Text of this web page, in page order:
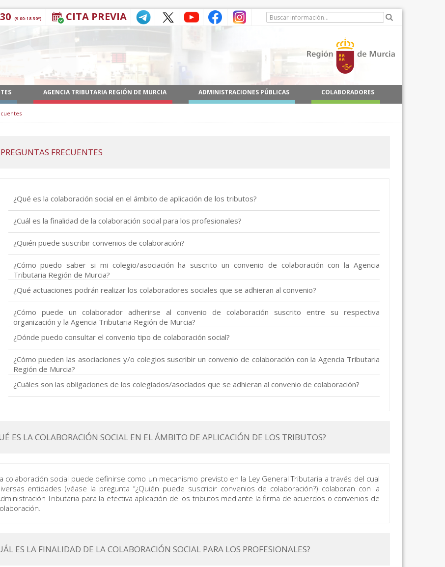
CITA PREVIA
(9:00-18:30*)
AGENCIA TRIBUTARIA REGIÓN DE MURCIA ADMINISTRACIONES PÚBLICAS COLABORADORES
FRECUENTES
¿Qué es la colaboración social en el ámbito de aplicación de los tributos?
¿Cuál es la finalidad de la colaboración social para los profesionales?
¿Quién puede suscribir convenios de colaboración?
¿Cómo puedo saber si mi colegio/asociación ha suscrito un convenio de colaboración con la Agencia
Tributaria Región de Murcia?
¿Qué actuaciones podrán realizar los colaboradores sociales que se adhieran al convenio?
¿Cómo puede un colaborador adherirse al convenio de colaboración suscrito entre su respectiva
organización y la Agencia Tributaria Región de Murcia?
¿Dónde puedo consultar el convenio tipo de colaboración social?
¿Cómo pueden las asociaciones y/o colegios suscribir un convenio de colaboración con la Agencia Tributaria
Región de Murcia?
¿Cuáles son las obligaciones de los colegiados/asociados que se adhieran al convenio de colaboración?
ES LA COLABORACIÓN SOCIAL EN EL ÁMBITO DE APLICACIÓN DE LOS TRIBUTOS?
colaboración social puede definirse como un mecanismo previsto en la Ley General Tributaria a través del cual
entidades (véase la pregunta “¿Quién puede suscribir convenios de colaboración?) colaboran con la
Tributaria para la efectiva aplicación de los tributos mediante la firma de acuerdos o convenios de
ES LA FINALIDAD DE LA COLABORACIÓN SOCIAL PARA LOS PROFESIONALES?